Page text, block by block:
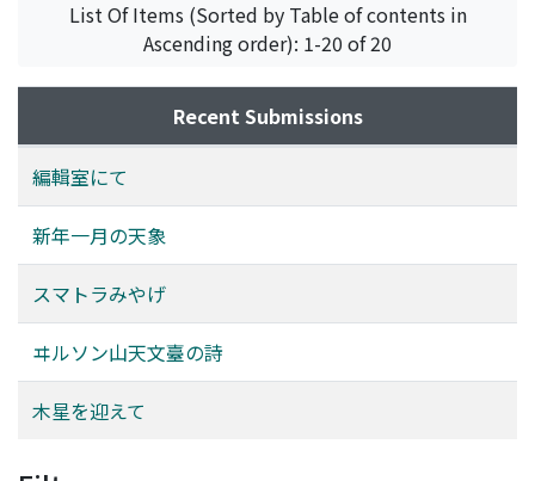
List Of Items (Sorted by Table of contents in
Ascending order): 1-20 of 20
Recent Submissions
編輯室にて
新年一月の天象
スマトラみやげ
ヰルソン山天文臺の詩
木星を迎えて